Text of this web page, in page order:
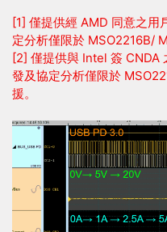
[1] 僅提供經 AMD 同意之用
定分析僅限於 MSO2216B/
[2] 僅提供與 Intel 簽 CNDA
發及協定分析僅限於
援。